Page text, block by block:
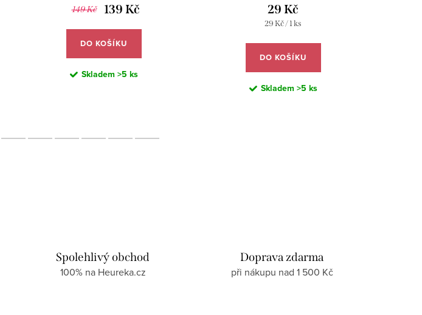
149 Kč 139 Kč
DO KOŠÍKU
Skladem >5 ks
29 Kč
Měrná
29 Kč / 1 ks
DO KOŠÍKU
Skladem >5 ks
Spolehlivý obchod
100% na Heureka.cz
Doprava zdarma
při nákupu nad 1 500 Kč